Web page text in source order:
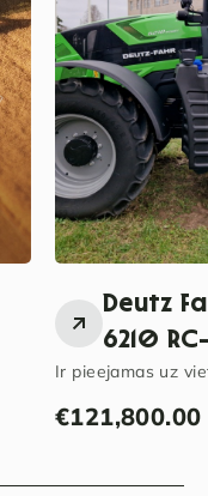
Deutz
6210
Ir pieejamas uz
€121,800.00